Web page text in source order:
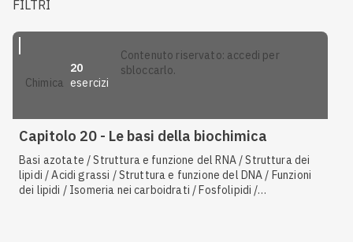
FILTRI
chimica
20
esercizi
contenuto riservato: accedi per
sbloccarlo.
Capitolo 20 - Le basi della biochimica
Basi azotate / Struttura e funzione del RNA / Struttura dei
lipidi / Acidi grassi / Struttura e funzione del DNA / Funzioni
dei lipidi / Isomeria nei carboidrati / Fosfolipidi /